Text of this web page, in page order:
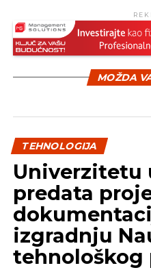
Izvor: TheNextWeb
SLIČNE TEME:
HP će imati novi
pasijansa na poslu
MOŽDA
TEHNOLOGIJA
Univerzitetu
predata
izgradnju
tehnološkog